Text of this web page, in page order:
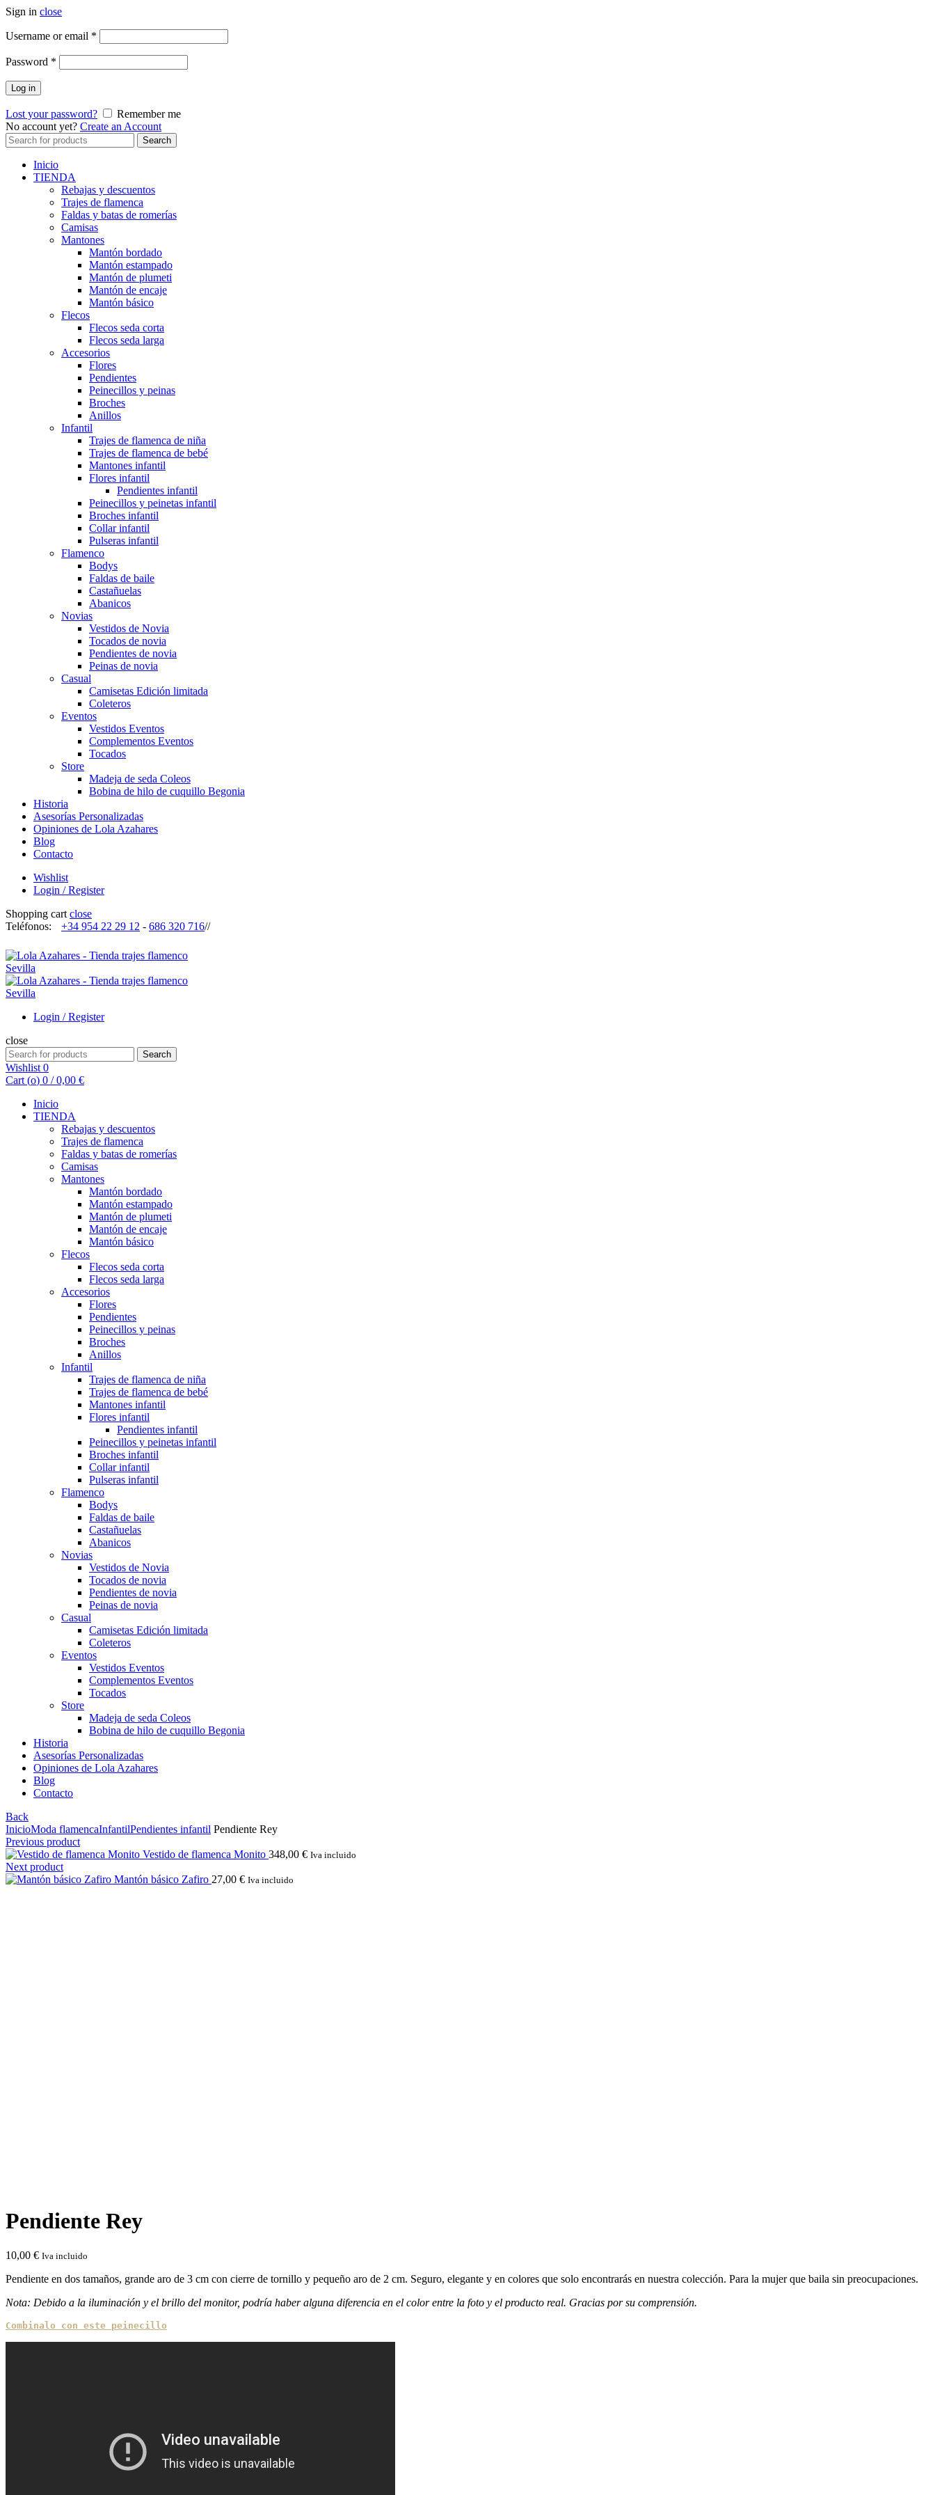
Sign in close
Username or email *
Password *
Log in
Lost your password?
Remember me
No account yet? Create an Account
Search
for:
Search
Inicio
TIENDA
Rebajas y descuentos
Trajes de flamenca
Faldas y batas de romerías
Camisas
Mantones
Mantón bordado
Mantón estampado
Mantón de plumeti
Mantón de encaje
Mantón básico
Flecos
Flecos seda corta
Flecos seda larga
Accesorios
Flores
Pendientes
Peinecillos y peinas
Broches
Anillos
Infantil
Trajes de flamenca de niña
Trajes de flamenca de bebé
Mantones infantil
Flores infantil
Pendientes infantil
Peinecillos y peinetas infantil
Broches infantil
Collar infantil
Pulseras infantil
Flamenco
Bodys
Faldas de baile
Castañuelas
Abanicos
Novias
Vestidos de Novia
Tocados de novia
Pendientes de novia
Peinas de novia
Casual
Camisetas Edición limitada
Coleteros
Eventos
Vestidos Eventos
Complementos Eventos
Tocados
Store
Madeja de seda Coleos
Bobina de hilo de cuquillo Begonia
Historia
Asesorías Personalizadas
Opiniones de Lola Azahares
Blog
Contacto
Wishlist
Login / Register
Shopping cart close
Teléfonos:
+34 954 22 29 12 - 686 320 716//
Login / Register
close
Search
for:
Search
Wishlist 0
Cart (o) 0 / 0,00 €
Inicio
TIENDA
Rebajas y descuentos
Trajes de flamenca
Faldas y batas de romerías
Camisas
Mantones
Mantón bordado
Mantón estampado
Mantón de plumeti
Mantón de encaje
Mantón básico
Flecos
Flecos seda corta
Flecos seda larga
Accesorios
Flores
Pendientes
Peinecillos y peinas
Broches
Anillos
Infantil
Trajes de flamenca de niña
Trajes de flamenca de bebé
Mantones infantil
Flores infantil
Pendientes infantil
Peinecillos y peinetas infantil
Broches infantil
Collar infantil
Pulseras infantil
Flamenco
Bodys
Faldas de baile
Castañuelas
Abanicos
Novias
Vestidos de Novia
Tocados de novia
Pendientes de novia
Peinas de novia
Casual
Camisetas Edición limitada
Coleteros
Eventos
Vestidos Eventos
Complementos Eventos
Tocados
Store
Madeja de seda Coleos
Bobina de hilo de cuquillo Begonia
Historia
Asesorías Personalizadas
Opiniones de Lola Azahares
Blog
Contacto
Back
InicioModa flamencaInfantilPendientes infantil Pendiente Rey
Previous product
Vestido de flamenca Monito 348,00 € Iva incluido
Next product
Mantón básico Zafiro 27,00 € Iva incluido
Pendiente Rey
10,00 € Iva incluido
Pendiente en dos tamaños, grande aro de 3 cm con cierre de tornillo y pequeño aro de 2 cm. Seguro, elegante y en colores que solo encontrarás en nuestra colección. Para la mujer que baila sin preocupaciones.
Nota: Debido a la iluminación y el brillo del monitor, podría haber alguna diferencia en el color entre la foto y el producto real. Gracias por su comprensión.
Combinalo con este peinecillo